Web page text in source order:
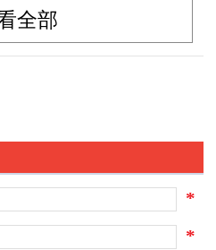
更是具有深厚的文化积
方得体的形象、充满民
入时尚元素让我们传统
全部
*
*